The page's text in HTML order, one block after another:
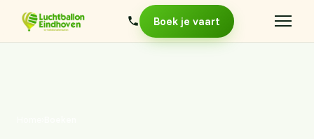
Boek je vaart